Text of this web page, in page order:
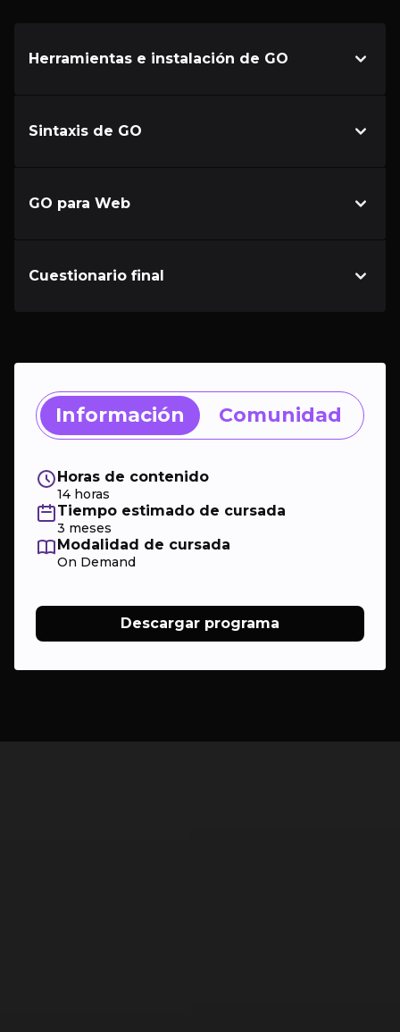
Herramientas e instalación de GO
Sintaxis de GO
GO para Web
Cuestionario final
Información Comunidad
Horas de contenido
14 horas
Tiempo estimado de cursada
3 meses
Modalidad de cursada
On Demand
Descargar programa